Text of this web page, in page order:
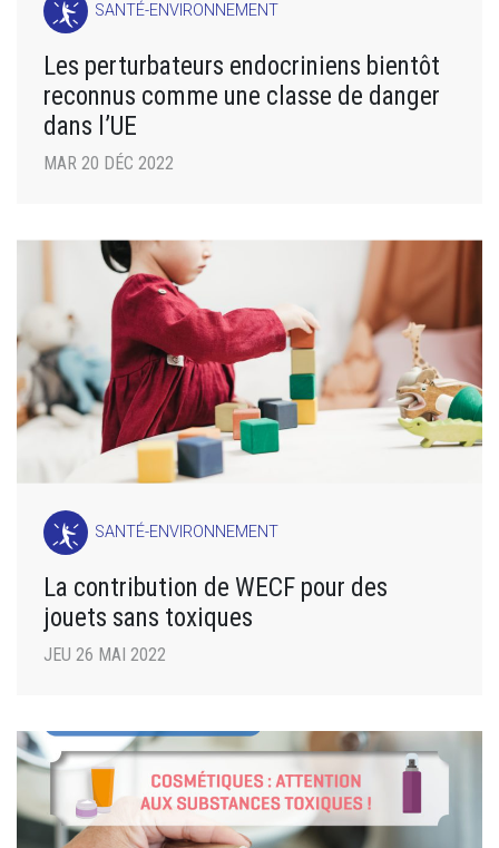
SANTÉ-ENVIRONNEMENT
Les perturbateurs endocriniens bientôt
reconnus comme une classe de danger
dans l’UE
MAR 20 DÉC 2022
SANTÉ-ENVIRONNEMENT
La contribution de WECF pour des
jouets sans toxiques
JEU 26 MAI 2022